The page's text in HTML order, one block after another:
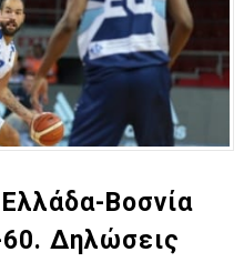
Βοσνία
60. Δηλώσεις